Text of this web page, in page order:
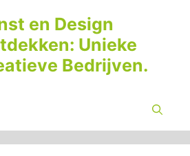
en Design
Unieke
Bedrijven.